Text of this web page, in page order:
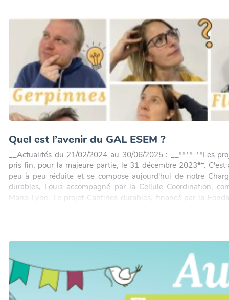
Quel est l’avenir du GAL ESEM ?
__Actualités du 21/02/2024 au 30/06/2025 : __**** **Les
pris fin, pour la majeure partie, le 31 décembre 2023**.
peu à peu réduite et se compose aujourd'hui de notre
durables, Louis accompagné par la Cellule Coordination,
Marie-Lyne. Le projet Cantines durables, financé par la
réalisation des projets rédigés avec les partenaires. Pour
été déposés par les acteurs, associations et citoyens de
2023. Autant dire que la volonté d'agir pour le
au sein de nos quatre communes. **Les membres du GAL
cette décision de non-sélection au vu des projets de qualité
acteurs du territoire. **Ils y sont opposés et ont donc